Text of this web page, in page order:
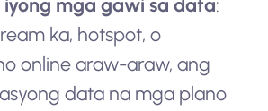
mga gawi sa data:
ka, hotspot, o
online araw-araw, ang
data na mga plano